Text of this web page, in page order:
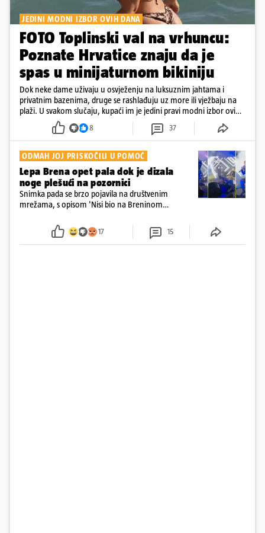
JEDINI MODNI IZBOR OVIH DANA
FOTO Toplinski val na vrhuncu:
Poznate Hrvatice znaju da je
spas u minijaturnom bikiniju
Dok neke dame uživaju u osvježenju na luksuznim jahtama i
privatnim bazenima, druge se rashlađuju uz more ili vježbaju na
plaži. U svakom slučaju, kupaći im je jedini pravi modni izbor ovih
8 37
ODMAH JOJ PRISKOČILI U POMOĆ
Lepa Brena opet pala dok je dizala
noge plešući na pozornici
Snimka pada se brzo pojavila na društvenim
mrežama, s opisom 'Nisi bio na Breninom
Srećom, pjevačica se nije ozlijedila nego je s
osmijehom nastavila pjevati
17 15